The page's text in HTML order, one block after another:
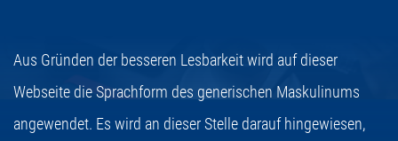
Aus Gründen der besseren Lesbarkeit wird auf dieser
Webseite die Sprachform des generischen Maskulinums
angewendet. Es wird an dieser Stelle darauf hingewiesen,